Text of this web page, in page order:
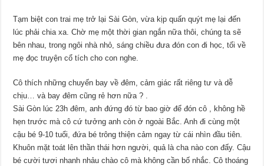
Tạm biệt con trai mẹ trở lại Sài Gòn, vừa kịp quấn quýt mẹ lại đến
lúc phải chia xa. Chờ mẹ một thời gian ngắn nữa thôi, chúng ta sẽ
bên nhau, trong ngôi nhà nhỏ, sáng chiều đưa đón con đi học, tối về
mẹ đọc truyện cổ tích cho con nghe.
Cô thích những chuyến bay về đêm, cảm giác rất riêng tư và dễ
chịu… và bay đêm cũng rẻ hơn nữa? .
Sài Gòn lúc 23h đêm, anh đứng đó từ bao giờ để đón cô , không hề
hẹn trước mà cô cứ tưởng anh còn ở ngoài Bắc. Anh đi cùng một
cậu bé 9-10 tuổi, đứa bé trông thiện cảm ngay từ cái nhìn đầu tiên.
Khuôn mặt toát lên thần thái hơn người, quả là cha nào con đấy. Cậu
bé cười tươi nhanh nhảu chào cô mà không cần bố nhắc. Cô thoáng